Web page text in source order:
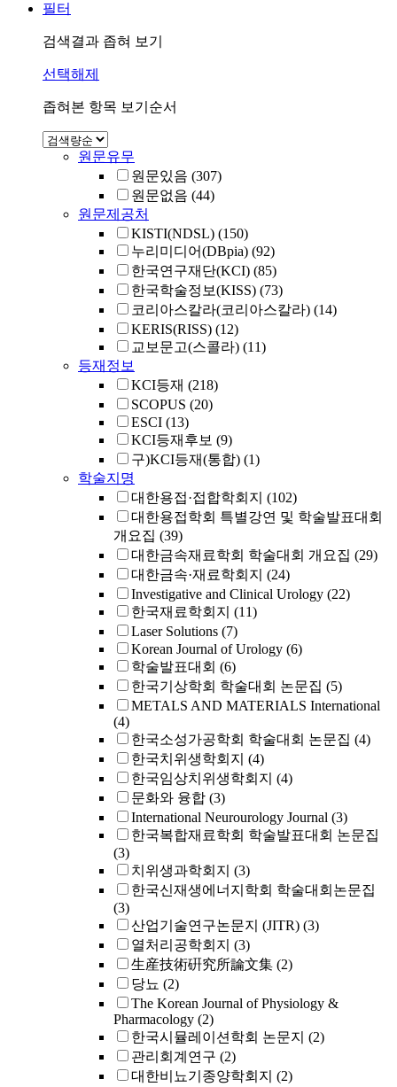
필터
검색결과 좁혀 보기
선택해제
좁혀본 항목 보기순서
원문유무
원문있음 (307)
원문없음 (44)
원문제공처
KISTI(NDSL) (150)
누리미디어(DBpia) (92)
한국연구재단(KCI) (85)
한국학술정보(KISS) (73)
코리아스칼라(코리아스칼라) (14)
KERIS(RISS) (12)
교보문고(스콜라) (11)
등재정보
KCI등재 (218)
SCOPUS (20)
ESCI (13)
KCI등재후보 (9)
구)KCI등재(통합) (1)
학술지명
대한용접·접합학회지 (102)
대한용접학회 특별강연 및 학술발표대회
개요집 (39)
대한금속재료학회 학술대회 개요집 (29)
대한금속·재료학회지 (24)
Investigative and Clinical Urology (22)
한국재료학회지 (11)
Laser Solutions (7)
Korean Journal of Urology (6)
학술발표대회 (6)
한국기상학회 학술대회 논문집 (5)
METALS AND MATERIALS International
(4)
한국소성가공학회 학술대회 논문집 (4)
한국치위생학회지 (4)
한국임상치위생학회지 (4)
문화와 융합 (3)
International Neurourology Journal (3)
한국복합재료학회 학술발표대회 논문집
(3)
치위생과학회지 (3)
한국신재생에너지학회 학술대회논문집
(3)
산업기술연구논문지 (JITR) (3)
열처리공학회지 (3)
生産技術硏究所論文集 (2)
당뇨 (2)
The Korean Journal of Physiology &
Pharmacology (2)
한국시뮬레이션학회 논문지 (2)
관리회계연구 (2)
대한비뇨기종양학회지 (2)